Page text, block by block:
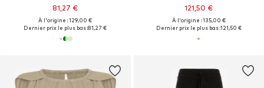
81,27 €
À l'origine : 129,00 €
Dernier prix le plus bas :81,27 €
121,50 €
À l'origine : 135,00 €
Dernier prix le plus bas :121,50 €